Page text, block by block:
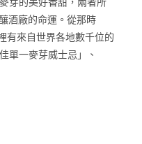
芽的美好香甜，兩者所
酒廠的命運。從那時
有來自世界各地數千位的
單一麥芽威士忌」、